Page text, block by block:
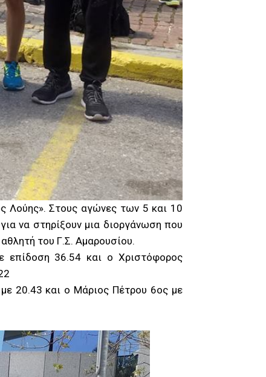
Λούης». Στους αγώνες των 5 και 10
να στηρίξουν μια διοργάνωση που
του Γ.Σ. Αμαρουσίου.
επίδοση 36.54 και ο Χριστόφορος
20.43 και ο Μάριος Πέτρου 6ος με